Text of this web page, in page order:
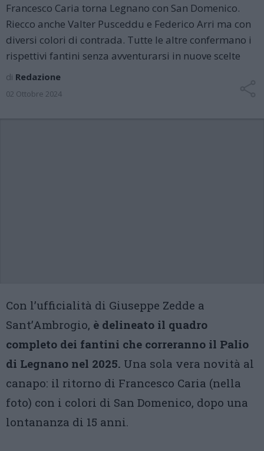
Francesco Caria torna Legnano con San Domenico.
Riecco anche Valter Pusceddu e Federico Arri ma con
diversi colori di contrada. Tutte le altre confermano i
rispettivi fantini senza avventurarsi in nuove scelte
di Redazione
02 Ottobre 2024
Con l’ufficialità di Giuseppe Zedde a
Sant’Ambrogio, è delineato il quadro
completo dei fantini che correranno il Palio
di Legnano nel 2025. Una sola vera novità al
canapo: il ritorno di Francesco Caria (nella
foto) con i colori di San Domenico, dopo una
lontananza di 15 anni.